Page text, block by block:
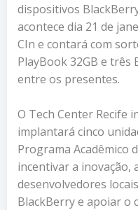
dispositivos
acontece dia 21 de
CIn e contará com
PlayBook 32GB e três
entre os presentes.
O Tech Center Recife
implantará cinco
Programa Acadêmico
incentivar a inovação,
desenvolvedores
BlackBerry e apoiar o